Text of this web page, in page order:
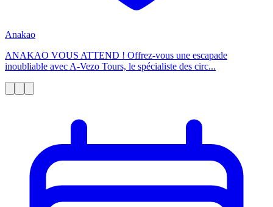
Anakao
ANAKAO VOUS ATTEND ! Offrez-vous une escapade
inoubliable avec A-Vezo Tours, le spécialiste des circ...